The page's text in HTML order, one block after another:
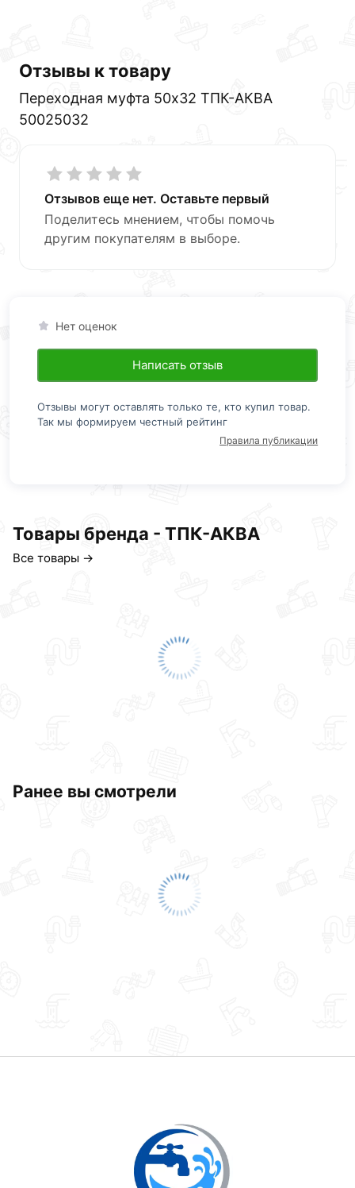
Отзывы к товару
Переходная муфта 50x32 ТПК-АКВА
50025032
Отзывов еще нет. Оставьте первый
Поделитесь мнением, чтобы помочь
другим покупателям в выборе.
Нет оценок
Написать отзыв
Отзывы могут оставлять только те, кто купил товар.
Так мы формируем честный рейтинг
Правила публикации
Товары бренда - ТПК-АКВА
Все товары →
Ранее вы смотрели